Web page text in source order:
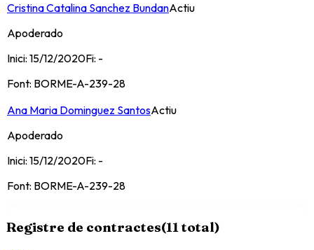
Cristina Catalina Sanchez BundanActiu
Apoderado
Inici: 15/12/2020Fi: -
Font: BORME-A-239-28
Ana Maria Dominguez SantosActiu
Apoderado
Inici: 15/12/2020Fi: -
Font: BORME-A-239-28
Registre de contractes(11total)